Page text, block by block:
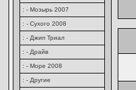
: - Мозырь 2007
: - Сухого 2008
: - Джип Триал
: - Драйв
: - Море 2008
: - Другие